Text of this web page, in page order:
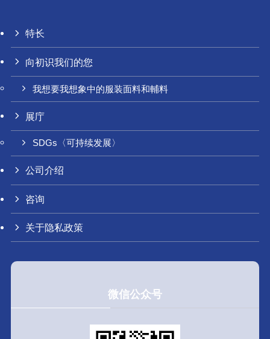
特长
向初识我们的您
我想要我想象中的服装面料和輔料
展庁
SDGs〈可持续发展〉
公司介绍
咨询
关于隐私政策
微信公众号